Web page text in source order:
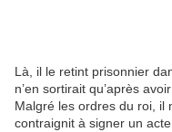
Là, il le retint prisonnier
n’en sortirait qu’après
Malgré les ordres du roi, il
contraignit à signer un